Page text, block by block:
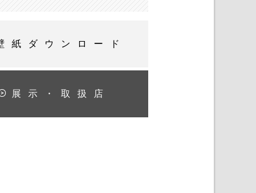
紙ダウンロード
展示・取扱店